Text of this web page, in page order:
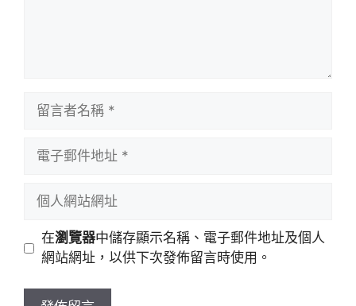
址
站
址
在瀏覽器中儲存顯示名稱、電子郵件地址及個人
網站網址，以供下次發佈留言時使用。